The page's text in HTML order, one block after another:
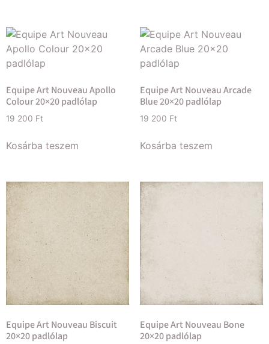
Equipe Art Nouveau Apollo
Colour 20×20 padlólap
19 200 Ft
Kosárba teszem
Equipe Art Nouveau Arcade
Blue 20×20 padlólap
19 200 Ft
Kosárba teszem
Equipe Art Nouveau Biscuit
20×20 padlólap
Equipe Art Nouveau Bone
20×20 padlólap